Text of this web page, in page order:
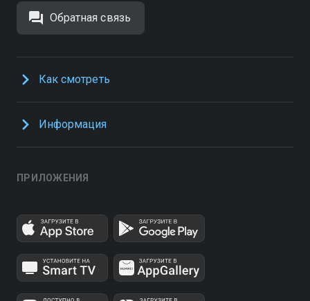
Обратная связь
Как смотреть
Информация
ПРИЛОЖЕНИЯ